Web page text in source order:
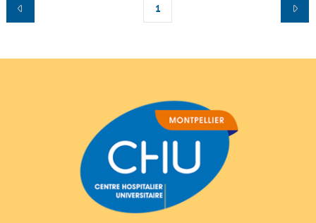
1